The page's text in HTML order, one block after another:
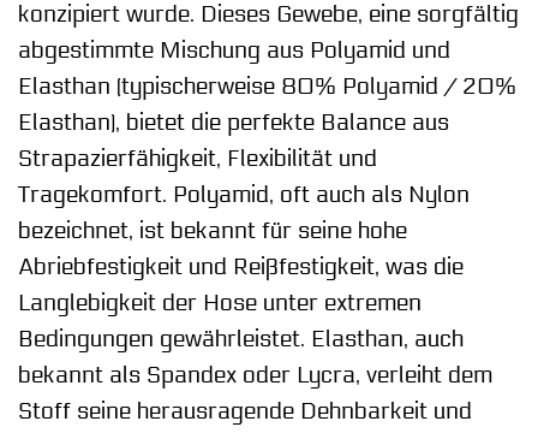
konzipiert wurde. Dieses Gewebe, eine sorgfältig
abgestimmte Mischung aus Polyamid und
Elasthan (typischerweise 80% Polyamid / 20%
Elasthan), bietet die perfekte Balance aus
Strapazierfähigkeit, Flexibilität und
Tragekomfort. Polyamid, oft auch als Nylon
bezeichnet, ist bekannt für seine hohe
Abriebfestigkeit und Reißfestigkeit, was die
Langlebigkeit der Hose unter extremen
Bedingungen gewährleistet. Elasthan, auch
bekannt als Spandex oder Lycra, verleiht dem
Stoff seine herausragende Dehnbarkeit und